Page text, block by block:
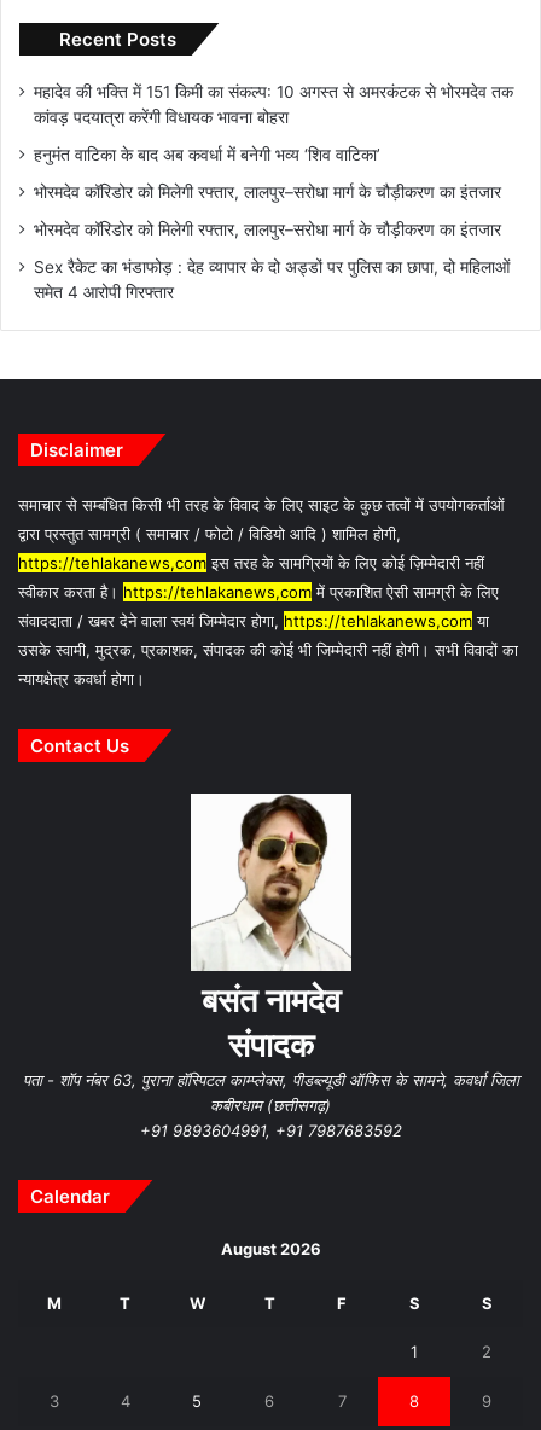
Recent Posts
महादेव की भक्ति में 151 किमी का संकल्प: 10 अगस्त से अमरकंटक से भोरमदेव तक
कांवड़ पदयात्रा करेंगी विधायक भावना बोहरा
हनुमंत वाटिका के बाद अब कवर्धा में बनेगी भव्य ‘शिव वाटिका’
भोरमदेव कॉरिडोर को मिलेगी रफ्तार, लालपुर–सरोधा मार्ग के चौड़ीकरण का इंतजार
भोरमदेव कॉरिडोर को मिलेगी रफ्तार, लालपुर–सरोधा मार्ग के चौड़ीकरण का इंतजार
Sex रैकेट का भंडाफोड़ : देह व्यापार के दो अड्डों पर पुलिस का छापा, दो महिलाओं
समेत 4 आरोपी गिरफ्तार
Disclaimer
समाचार से सम्बंधित किसी भी तरह के विवाद के लिए साइट के कुछ तत्वों में उपयोगकर्ताओं
द्वारा प्रस्तुत सामग्री ( समाचार / फोटो / विडियो आदि ) शामिल होगी,
https://tehlakanews,comइस तरह के सामग्रियों के लिए कोई ज़िम्मेदारी नहीं
स्वीकार करता है। https://tehlakanews,comमें प्रकाशित ऐसी सामग्री के लिए
संवाददाता / खबर देने वाला स्वयं जिम्मेदार होगा, https://tehlakanews,comया
उसके स्वामी, मुद्रक, प्रकाशक, संपादक की कोई भी जिम्मेदारी नहीं होगी। सभी विवादों का
न्यायक्षेत्र कवर्धा होगा।
Contact Us
बसंत नामदेव
संपादक
पता - शॉप नंबर 63, पुराना हॉस्पिटल काम्प्लेक्स, पीडब्ल्यूडी ऑफिस के सामने, कवर्धा जिला
कबीरधाम (छत्तीसगढ़)
+91 9893604991, +91 7987683592
Calendar
August 2026
M T W T F S S
1 2
3 4 5 6 7 8 9